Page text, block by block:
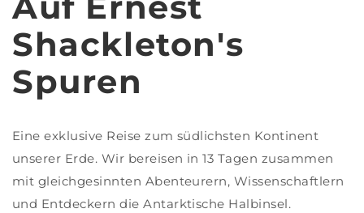
Shackleton's
Spuren
Eine exklusive Reise zum südlichsten Kontinent
unserer Erde. Wir bereisen in 13 Tagen zusammen
mit gleichgesinnten Abenteurern, Wissenschaftlern
und Entdeckern die Antarktische Halbinsel.